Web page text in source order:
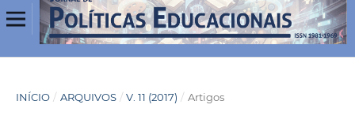
INÍCIO / ARQUIVOS / V. 11 (2017) / Artigos